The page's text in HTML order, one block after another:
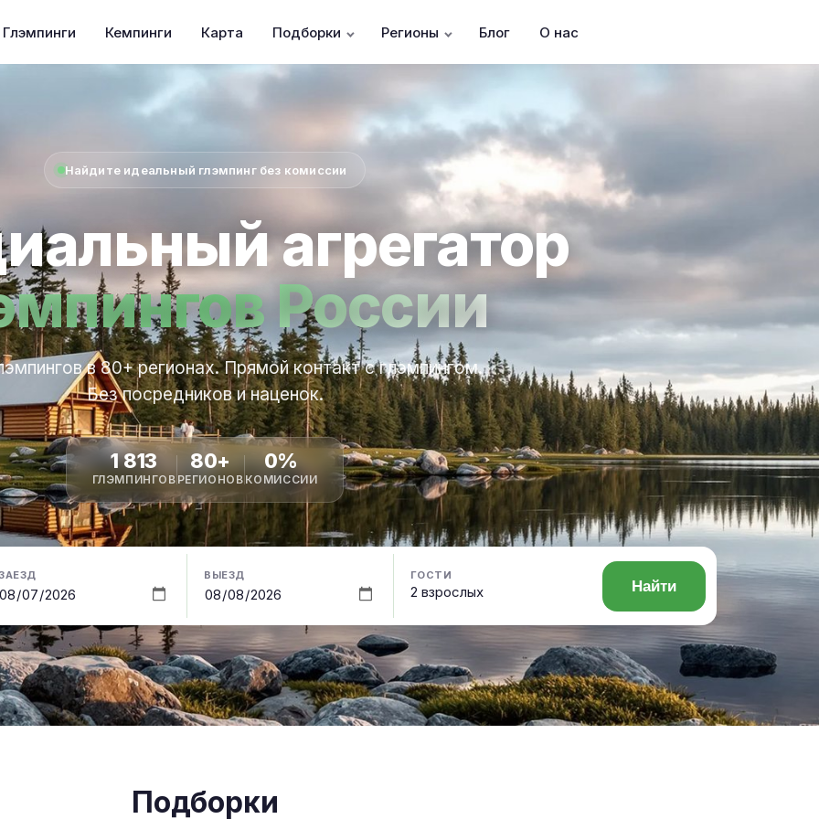
Глэмпинги Кемпинги Карта Подборки Регионы Блог О нас
Найдите идеальный глэмпинг без комиссии
агрегатор
России
в 80+ регионах. Прямой контакт с глэмпингом.
Без посредников и наценок.
1 813
ГЛЭМПИНГОВ
80+
РЕГИОНОВ
0%
КОМИССИИ
ВЫЕЗД ГОСТИ
2 взрослых Найти
Подборки